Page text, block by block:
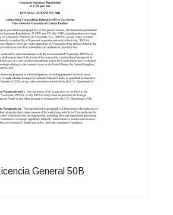
Licencia General 50B